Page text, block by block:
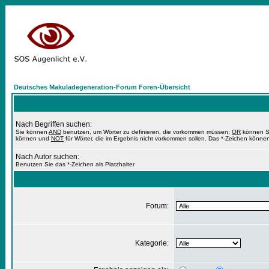
Deutsches Makuladegeneration-Forum Foren-Übersicht
Nach Begriffen suchen:
Sie können AND benutzen, um Wörter zu definieren, die vorkommen müssen; OR können
können und NOT für Wörter, die im Ergebnis nicht vorkommen sollen. Das *-Zeichen
Nach Autor suchen:
Benutzen Sie das *-Zeichen als Platzhalter
Forum:
Kategorie: